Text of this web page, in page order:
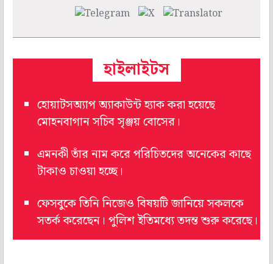
হাইলাইটস
হোয়াটসঅ্যাপ অ্যাকাউন্ট হ্যাক করা হয়েছে
মোহনবাগান সচিব সৃঞ্জয় বোসের।
এমনকী তাঁর নাম করে পরিচিতদের অনেকের কাছে
টাকাও চাওয়া হচ্ছে।
ফেসবুকে তিনি নিজেও বিষয়টি জানিয়ে সকলকে
সতর্ক করেছেন। পুলিশ ইতিমধ্যে তদন্ত শুরু করেছে।